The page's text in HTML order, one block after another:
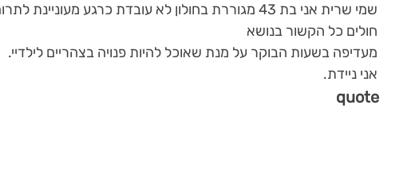
שמי שרית אני בת 43 מגוררת בחולון לא עובדת כרגע
חולים כל הקשור בנושא
מעדיפה בשעות הבוקר על מנת שאוכל להיות פנויה בצהריים לילדיי.
אני ניידת.
quote